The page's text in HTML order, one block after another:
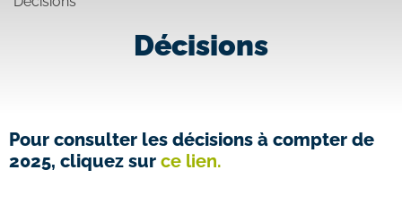
Décisions
Pour consulter les décisions à compter de
2025, cliquez sur ce lien.